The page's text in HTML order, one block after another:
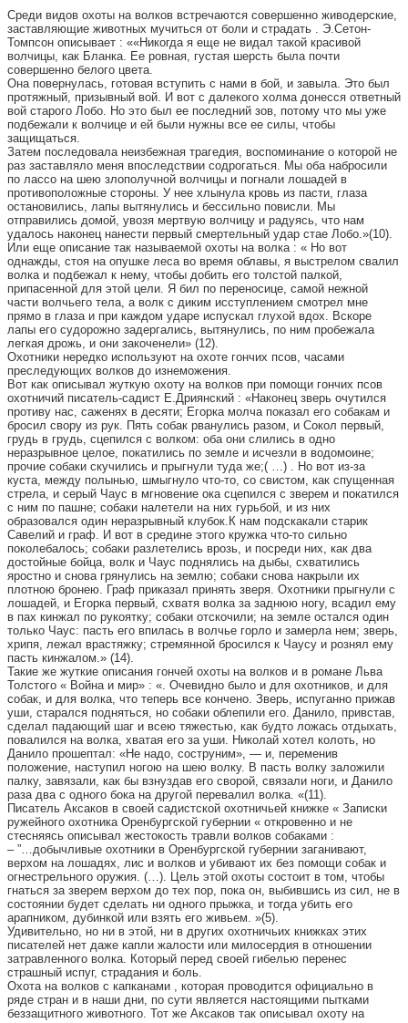
Среди видов охоты на волков встречаются совершенно живодерские,
заставляющие животных мучиться от боли и страдать . Э.Сетон-
Томпсон описывает : ««Никогда я еще не видал такой красивой
волчицы, как Бланка. Ее ровная, густая шерсть была почти
совершенно белого цвета.
Она повернулась, готовая вступить с нами в бой, и завыла. Это был
протяжный, призывный вой. И вот с далекого холма донесся ответный
вой старого Лобо. Но это был ее последний зов, потому что мы уже
подбежали к волчице и ей были нужны все ее силы, чтобы
защищаться.
Затем последовала неизбежная трагедия, воспоминание о которой не
раз заставляло меня впоследствии содрогаться. Мы оба набросили
по лассо на шею злополучной волчицы и погнали лошадей в
противоположные стороны. У нее хлынула кровь из пасти, глаза
остановились, лапы вытянулись и бессильно повисли. Мы
отправились домой, увозя мертвую волчицу и радуясь, что нам
удалось наконец нанести первый смертельный удар стае Лобо.»(10).
Или еще описание так называемой охоты на волка : « Но вот
однажды, стоя на опушке леса во время облавы, я выстрелом свалил
волка и подбежал к нему, чтобы добить его толстой палкой,
припасенной для этой цели. Я бил по переносице, самой нежной
части волчьего тела, а волк с диким исступлением смотрел мне
прямо в глаза и при каждом ударе испускал глухой вдох. Вскоре
лапы его судорожно задергались, вытянулись, по ним пробежала
легкая дрожь, и они закоченели» (12).
Охотники нередко используют на охоте гончих псов, часами
преследующих волков до изнеможения.
Вот как описывал жуткую охоту на волков при помощи гончих псов
охотничий писатель-садист Е.Дриянский : «Наконец зверь очутился
противу нас, саженях в десяти; Егорка молча показал его собакам и
бросил свору из рук. Пять собак рванулись разом, и Сокол первый,
грудь в грудь, сцепился с волком: оба они слились в одно
неразрывное целое, покатились по земле и исчезли в водомоине;
прочие собаки скучились и прыгнули туда же;( …) . Но вот из-за
куста, между полынью, шмыгнуло что-то, со свистом, как спущенная
стрела, и серый Чаус в мгновение ока сцепился с зверем и покатился
с ним по пашне; собаки налетели на них гурьбой, и из них
образовался один неразрывный клубок.К нам подскакали старик
Савелий и граф. И вот в средине этого кружка что-то сильно
поколебалось; собаки разлетелись врозь, и посреди них, как два
достойные бойца, волк и Чаус поднялись на дыбы, схватились
яростно и снова грянулись на землю; собаки снова накрыли их
плотною бронею. Граф приказал принять зверя. Охотники прыгнули с
лошадей, и Егорка первый, схватя волка за заднюю ногу, всадил ему
в пах кинжал по рукоятку; собаки отскочили; на земле остался один
только Чаус: пасть его впилась в волчье горло и замерла нем; зверь,
хрипя, лежал врастяжку; стремянной бросился к Чаусу и рознял ему
пасть кинжалом.» (14).
Такие же жуткие описания гончей охоты на волков и в романе Льва
Толстого « Война и мир» : «. Очевидно было и для охотников, и для
собак, и для волка, что теперь все кончено. Зверь, испуганно прижав
уши, старался подняться, но собаки облепили его. Данило, привстав,
сделал падающий шаг и всею тяжестью, как будто ложась отдыхать,
повалился на волка, хватая его за уши. Николай хотел колоть, но
Данило прошептал: «Не надо, соструним», — и, переменив
положение, наступил ногою на шею волку. В пасть волку заложили
палку, завязали, как бы взнуздав его сворой, связали ноги, и Данило
раза два с одного бока на другой перевалил волка. «(11).
Писатель Аксаков в своей садистской охотничьей книжке « Записки
ружейного охотника Оренбургской губернии « откровенно и не
стесняясь описывал жестокость травли волков собаками :
– ”…добычливые охотники в Оренбургской губернии заганивают,
верхом на лошадях, лис и волков и убивают их без помощи собак и
огнестрельного оружия. (…). Цель этой охоты состоит в том, чтобы
гнаться за зверем верхом до тех пор, пока он, выбившись из сил, не в
состоянии будет сделать ни одного прыжка, и тогда убить его
арапником, дубинкой или взять его живьем. »(5).
Удивительно, но ни в этой, ни в других охотничьих книжках этих
писателей нет даже капли жалости или милосердия в отношении
затравленного волка. Который перед своей гибелью перенес
страшный испуг, страдания и боль.
Охота на волков с капканами , которая проводится официально в
ряде стран и в наши дни, по сути является настоящими пытками
беззащитного животного. Тот же Аксаков так описывал охоту на